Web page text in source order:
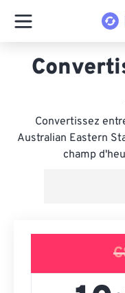
Convertissez
Australian Eastern
champ